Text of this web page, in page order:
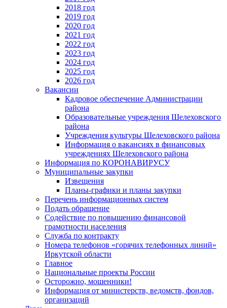
2018 год
2019 год
2020 год
2021 год
2022 год
2023 год
2024 год
2025 год
2026 год
Вакансии
Кадровое обеспечение Администрации
района
Образовательные учреждения Шелеховского
района
Учреждения культуры Шелеховского района
Информация о вакансиях в финансовых
учреждениях Шелеховского района
Информация по КОРОНАВИРУСУ
Муниципальные закупки
Извещения
Планы-графики и планы закупки
Перечень информационных систем
Подать обращение
Содействие по повышению финансовой
грамотности населения
Служба по контракту
Номера телефонов «горячих телефонных линий»
Иркутской области
Главное
Национальные проекты России
Осторожно, мошенники!
Информация от министерств, ведомств, фондов,
организаций